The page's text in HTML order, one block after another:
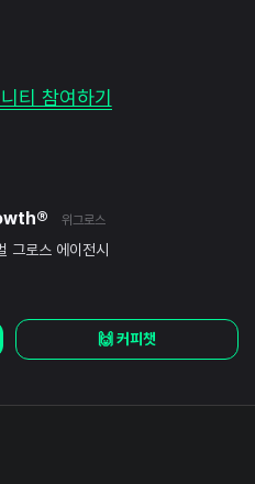
티 참여하기
위그로스
그로스 에이전시
🙌 커피챗